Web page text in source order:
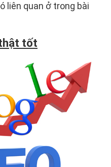
liên quan ở trong bài
thật tốt